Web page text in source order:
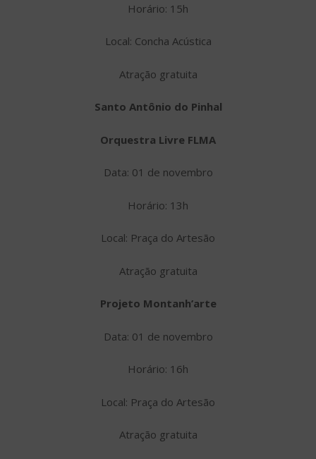
Horário: 15h
Local: Concha Acústica
Atração gratuita
Santo Antônio do Pinhal
Orquestra Livre FLMA
Data: 01 de novembro
Horário: 13h
Local: Praça do Artesão
Atração gratuita
Projeto Montanh’arte
Data: 01 de novembro
Horário: 16h
Local: Praça do Artesão
Atração gratuita